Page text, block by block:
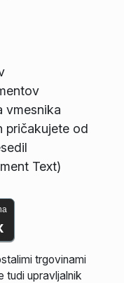
vmesnika
pričakujete od
Text)
trgovinami
tudi upravljalnik